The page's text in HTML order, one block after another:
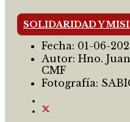
SOLIDARIDAD Y
Fecha: 01-06-
Autor: Hno.
CMF
Fotografía: